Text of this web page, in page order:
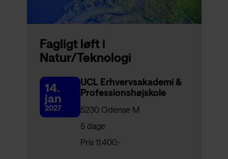
Fagligt løft i
Natur/Teknologi
14.
jan
2027
UCL Erhvervsakademi &
Professionshøjskole
5230 Odense M
5 dage
Pris 11.400,-